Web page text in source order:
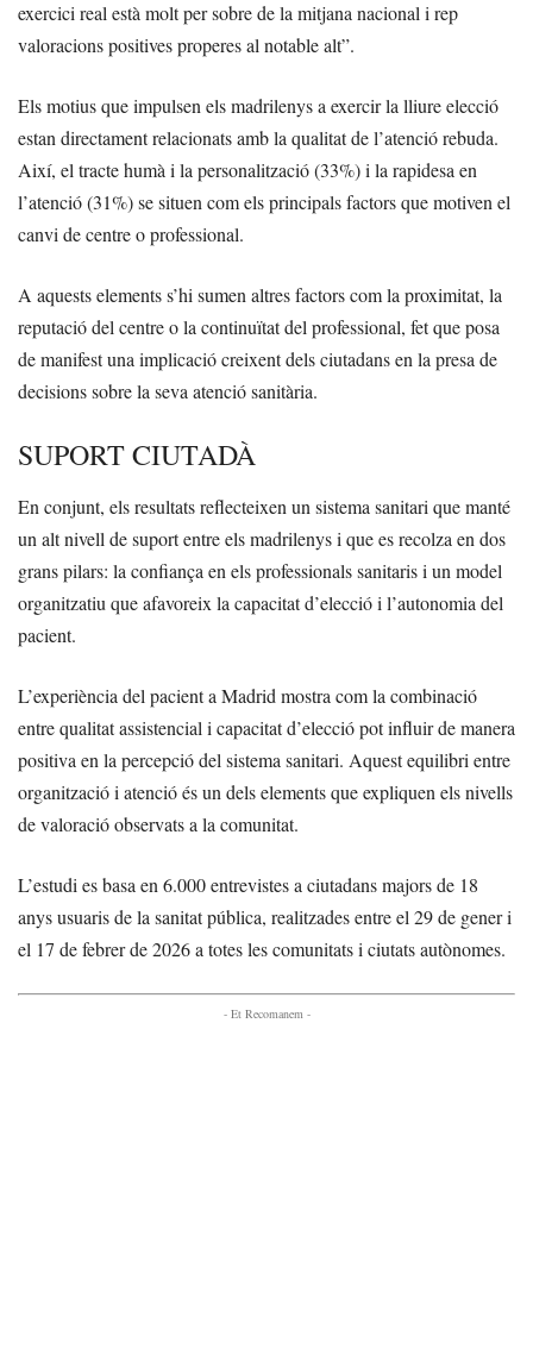
exercici real està molt per sobre de la mitjana nacional i rep
valoracions positives properes al notable alt”.
Els motius que impulsen els madrilenys a exercir la lliure elecció
estan directament relacionats amb la qualitat de l’atenció rebuda.
Així, el tracte humà i la personalització (33%) i la rapidesa en
l’atenció (31%) se situen com els principals factors que motiven el
canvi de centre o professional.
A aquests elements s’hi sumen altres factors com la proximitat, la
reputació del centre o la continuïtat del professional, fet que posa
de manifest una implicació creixent dels ciutadans en la presa de
decisions sobre la seva atenció sanitària.
SUPORT CIUTADÀ
En conjunt, els resultats reflecteixen un sistema sanitari que manté
un alt nivell de suport entre els madrilenys i que es recolza en dos
grans pilars: la confiança en els professionals sanitaris i un model
organitzatiu que afavoreix la capacitat d’elecció i l’autonomia del
pacient.
L’experiència del pacient a Madrid mostra com la combinació
entre qualitat assistencial i capacitat d’elecció pot influir de manera
positiva en la percepció del sistema sanitari. Aquest equilibri entre
organització i atenció és un dels elements que expliquen els nivells
de valoració observats a la comunitat.
L’estudi es basa en 6.000 entrevistes a ciutadans majors de 18
anys usuaris de la sanitat pública, realitzades entre el 29 de gener i
el 17 de febrer de 2026 a totes les comunitats i ciutats autònomes.
- Et Recomanem -